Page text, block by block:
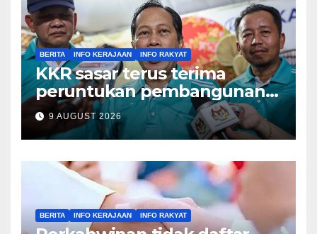
BERITA INFO KERAJAAN INFO RAKYAT
KKR sasar terus terima
peruntukan pembangunan
tertinggi dalam Belanjawan
2027 – Ahmad Maslan
9 AUGUST 2026
BERITA INFO KERAJAAN INFO RAKYAT